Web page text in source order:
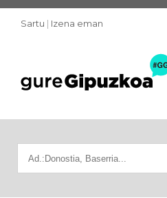
Sartu | Izena eman